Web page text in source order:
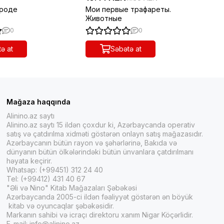
собственный талант.
малыша 3-4 лет.
0
at
Мои первые трафареты.
Животные
0
Səbətə at
Mağaza haqqında
Alinino.az saytı
Alinino.az saytı 15 ildən çoxdur ki, Azərbaycanda operativ
satış və çatdırılma xidməti göstərən onlayn satış mağazasıdır.
Azərbaycanın bütün rayon və şəhərlərinə, Bakıda və
dünyanın bütün ölkələrindəki bütün ünvanlara çatdırılmanı
həyata keçirir.
Whatsap: (+99451) 312 24 40
Tel: (+99412) 431 40 67
"Əli və Nino" Kitab Mağazaları Şəbəkəsi
Azərbaycanda 2005-ci ildən fəaliyyət göstərən ən böyük
kitab və oyuncaqlar şəbəkəsidir.
Markanın sahibi və icraçı direktoru xanım Nigar Köçərlidir.